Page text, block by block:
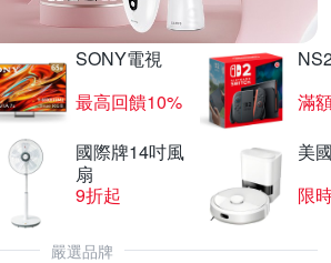
SONY電視
最高回饋10%
滿
國際牌14吋風
扇
9折起
美
限
嚴選品牌